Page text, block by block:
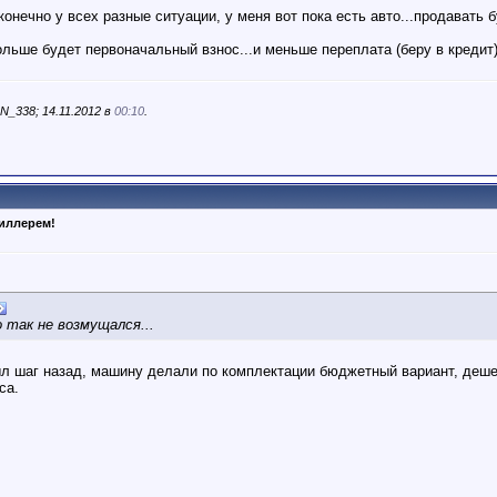
у всех разные ситуации, у меня вот пока есть
будет первоначальный взнос...и меньше переплата (беру в
14.11.2012 в 00:10
так не возмущался...
шаг назад, машину делали по комплектации бюджетный вариант,